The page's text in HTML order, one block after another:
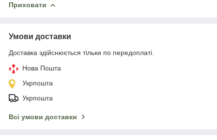
Приховати
Умови доставки
Доставка здійснюється тільки по передоплаті.
Нова Пошта
Укрпошта
Укрпошта
Всі умови доставки